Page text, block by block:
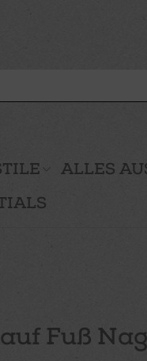
ALLES
Fuß